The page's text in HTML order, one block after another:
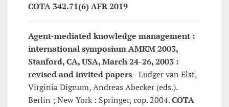
COTA 342.71(6) AFR 2019
Agent-mediated knowledge management :
international symposium AMKM 2003,
Stanford, CA, USA, March 24-26, 2003 :
revised and invited papers- Ludger van Elst,
Virginia Dignum, Andreas Abecker (eds.).
Berlin ; New York : Springer, cop. 2004.COTA